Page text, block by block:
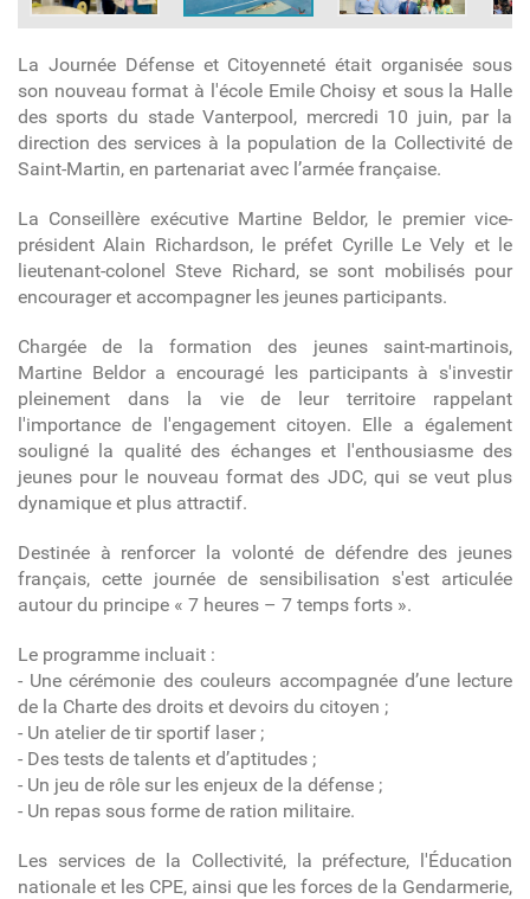
La Journée Défense et Citoyenneté était organisée sous
son nouveau format à l'école Emile Choisy et sous la Halle
des sports du stade Vanterpool, mercredi 10 juin, par la
direction des services à la population de la Collectivité de
Saint-Martin, en partenariat avec l’armée française.
La Conseillère exécutive Martine Beldor, le premier vice-
président Alain Richardson, le préfet Cyrille Le Vely et le
lieutenant-colonel Steve Richard, se sont mobilisés pour
encourager et accompagner les jeunes participants.
Chargée de la formation des jeunes saint-martinois,
Martine Beldor a encouragé les participants à s'investir
pleinement dans la vie de leur territoire rappelant
l'importance de l'engagement citoyen. Elle a également
souligné la qualité des échanges et l'enthousiasme des
jeunes pour le nouveau format des JDC, qui se veut plus
dynamique et plus attractif.
Destinée à renforcer la volonté de défendre des jeunes
français, cette journée de sensibilisation s'est articulée
autour du principe « 7 heures – 7 temps forts ».
Le programme incluait :
- Une cérémonie des couleurs accompagnée d’une lecture
de la Charte des droits et devoirs du citoyen ;
- Un atelier de tir sportif laser ;
- Des tests de talents et d’aptitudes ;
- Un jeu de rôle sur les enjeux de la défense ;
- Un repas sous forme de ration militaire.
Les services de la Collectivité, la préfecture, l'Éducation
nationale et les CPE, ainsi que les forces de la Gendarmerie,